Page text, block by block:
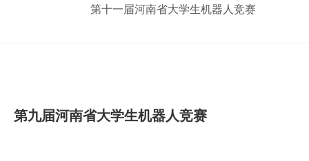
第十一届河南省大学生机器人竞赛
第九届河南省大学生机器人竞赛